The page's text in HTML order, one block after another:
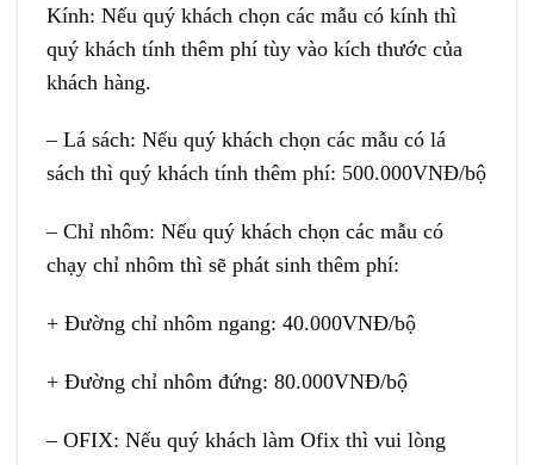
Kính: Nếu quý khách chọn các mẫu có kính thì
quý khách tính thêm phí tùy vào kích thước của
khách hàng.
– Lá sách: Nếu quý khách chọn các mẫu có lá
sách thì quý khách tính thêm phí: 500.000VNĐ/bộ
– Chỉ nhôm: Nếu quý khách chọn các mẫu có
chạy chỉ nhôm thì sẽ phát sinh thêm phí:
+ Đường chỉ nhôm ngang: 40.000VNĐ/bộ
+ Đường chỉ nhôm đứng: 80.000VNĐ/bộ
– OFIX: Nếu quý khách làm Ofix thì vui lòng